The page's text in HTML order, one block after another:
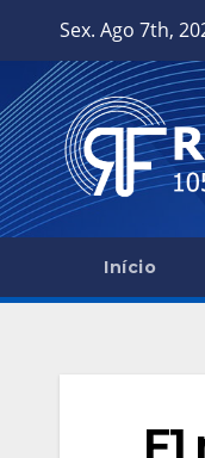
content
Sex. Ago 7th,
Início